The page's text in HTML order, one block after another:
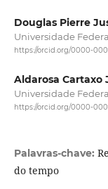
Douglas Pierre
Universidade
https://orcid.org/0000-
Aldarosa Cartaxo
Universidade
https://orcid.org/0000-
Palavras-chave:
do tempo